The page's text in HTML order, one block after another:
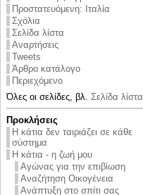
Προστατευόμενη: Ιταλία
Σχόλια
Σελίδα λίστα
Αναρτήσεις
Tweets
Άρθρο κατάλογο
Περιεχόμενο
Όλες οι σελίδες, βλ. Σελίδα λίστα
Προκλήσεις
Η κάτια δεν ταιριάζει σε κάθε
σύστημα
Η κάτια - η ζωή μου
Αγώνας για την επιβίωση
Αναζήτηση Οικογένεια
Ανάπτυξη στο σπίτι σας